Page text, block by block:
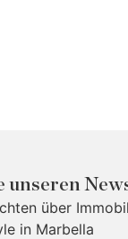
unseren
über
in Marbella